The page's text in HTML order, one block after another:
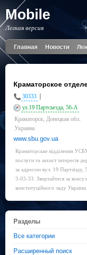
Mobile
Легкая версия
Главная Новости
Краматорское
30333
ул.19 Партсьезда, 56-А
Краматорск, Донецкая обл.
Украина
www.sbu.gov.ua
Краматорське відділення
послуги та захист інтересів
за адресою вул. 19
3-03-33. Звертайтеся за
конституційного ладу України.
Разделы
Все категории
Расширенный поиск